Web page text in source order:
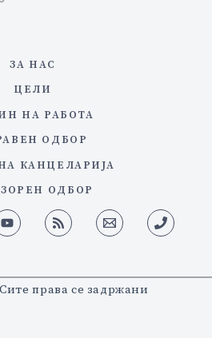
ЗА НАС
ЦЕЛИ
НА РАБОТА
ОДБОР
КАНЦЕЛАРИЈА
ОДБОР
права се задржани